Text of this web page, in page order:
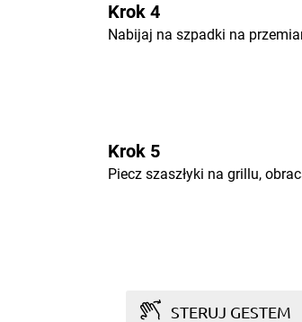
Krok 4
Nabijaj na szpadki na
Krok 5
Piecz szaszłyki na grillu,
STERUJ GESTEM